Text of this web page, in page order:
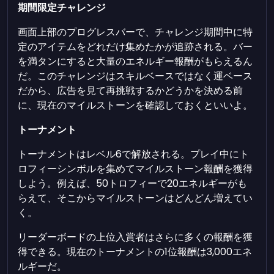
期間限定チャレンジ
画面上部のプログレスバーで、チャレンジ期間中に特
定のアイテムをどれだけ集めたかが追跡される。バー
を満タンにすると大量のエネルギー報酬がもらえるん
だ。このチャレンジはスキルベースではなく運ベース
だから、広告を見て再挑戦するかどうかを決める前
に、現在のマイルストーンを確認しておくといいよ。
トーナメント
トーナメントはレベル6で解放される。プレイ中にト
ロフィーシンボルを集めてマイルストーン報酬を獲得
しよう。例えば、50トロフィーで20エネルギーがも
らえて、そこからマイルストーンはどんどん増えてい
く。
リーダーボードの上位入賞者はさらに多くの報酬を獲
得できる。現在のトーナメントの1位報酬は3,000エネ
ルギーだ。